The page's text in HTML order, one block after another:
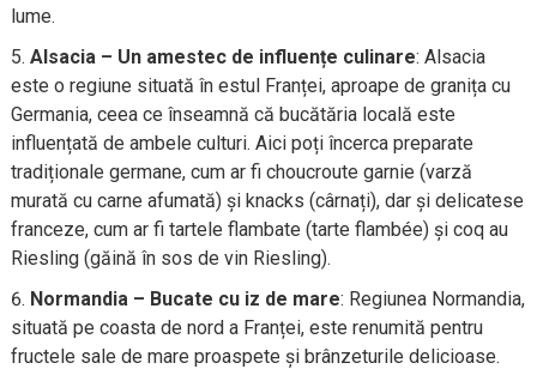
lume.
Alsacia – Un amestec de influențe culinare: Alsacia
este o regiune situată în estul Franței, aproape de granița cu
Germania, ceea ce înseamnă că bucătăria locală este
influențată de ambele culturi. Aici poți încerca preparate
tradiționale germane, cum ar fi choucroute garnie (varză
murată cu carne afumată) și knacks (cârnați), dar și delicatese
franceze, cum ar fi tartele flambate (tarte flambée) și coq au
Riesling (găină în sos de vin Riesling).
Normandia – Bucate cu iz de mare: Regiunea Normandia,
situată pe coasta de nord a Franței, este renumită pentru
fructele sale de mare proaspete și brânzeturile delicioase.